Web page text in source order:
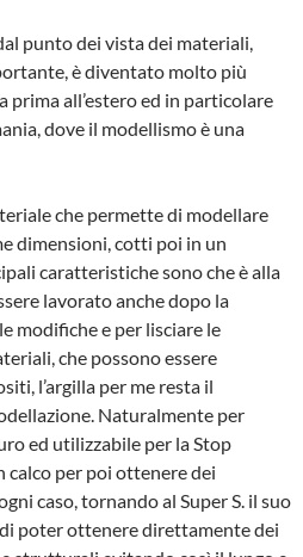
punto dei vista dei materiali,
è diventato molto più
prima all’estero ed in particolare
dove il modellismo è una
che permette di modellare
dimensioni, cotti poi in un
caratteristiche sono che è alla
lavorato anche dopo la
modifiche e per lisciare le
che possono essere
l’argilla per me resta il
Naturalmente per
ed utilizzabile per la Stop
per poi ottenere dei
caso, tornando al Super S. il suo
poter ottenere direttamente dei